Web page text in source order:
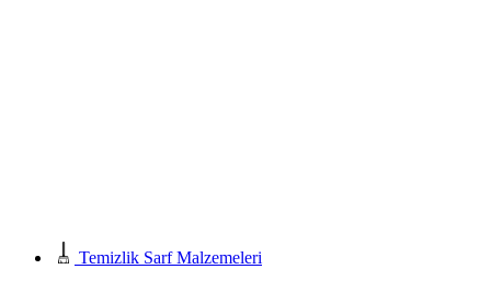
Temizlik Sarf Malzemeleri